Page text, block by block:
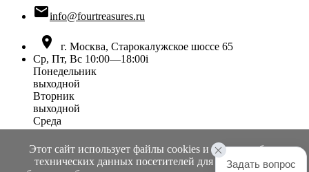
Этот сайт использует файлы cookies и сервисы сбора
технических данных посетителей для обеспечения
info@fourtreasures.ru

г. Москва, Старокалужское шоссе 65
Ср, Пт, Вс 10:00—18:00i
Понедельник
выходной
Вторник
выходной
Среда
10:00 — 18:00
Четверг
выходной
Задать вопрос